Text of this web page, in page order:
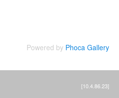
Powered by Phoca Gallery
[10.4.86.23]